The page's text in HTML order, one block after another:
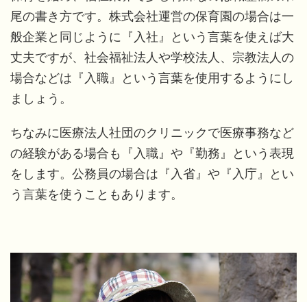
尾の書き方です。株式会社運営の保育園の場合は一
般企業と同じように『入社』という言葉を使えば大
丈夫ですが、社会福祉法人や学校法人、宗教法人の
場合などは『入職』という言葉を使用するようにし
ましょう。
ちなみに医療法人社団のクリニックで医療事務など
の経験がある場合も『入職』や『勤務』という表現
をします。公務員の場合は『入省』や『入庁』とい
う言葉を使うこともあります。